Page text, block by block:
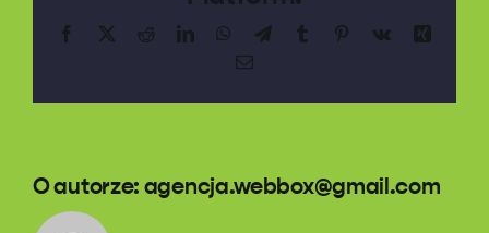
Facebook RedditLinkedInWhatsApp
TelegramTumblr Pinterest
Vk
Email
O autorze: agencja.webbox@gmail.com